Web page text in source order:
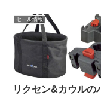
セール情報
リクセン&カウルの